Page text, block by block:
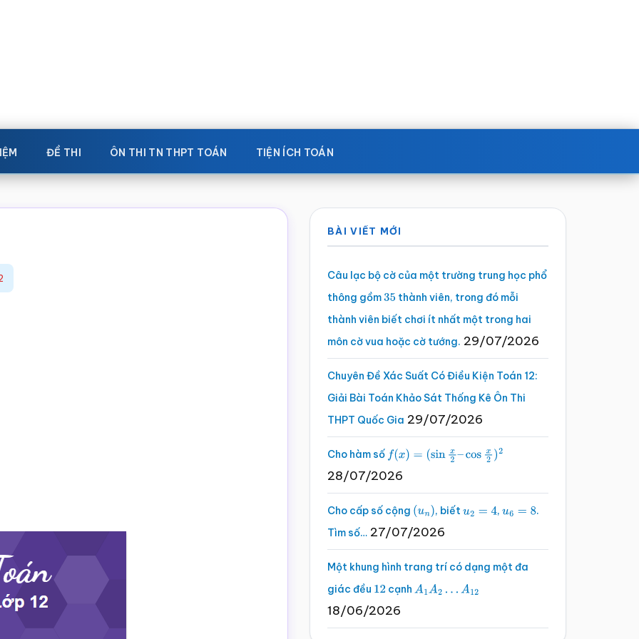
ĐỀ THI ÔN THI TN THPT TOÁN TIỆN ÍCH TOÁN
Sidebar
chính
BÀI VIẾT MỚI
Câu lạc bộ cờ của một trường trung học phổ
thông gồm35 thành viên, trong đó mỗi
thành viên biết chơi ít nhất một trong hai
môn cờ vua hoặc cờ tướng. 29/07/2026
Chuyên Đề Xác Suất Có Điều Kiện Toán 12:
Giải Bài Toán Khảo Sát Thống Kê Ôn Thi
THPT Quốc Gia 29/07/2026
Cho hàm số f(x)=(sinx2 –cosx2 )2
28/07/2026
Cho cấp số cộng (un), biếtu2 =4 , u6 =8
.
Tìm số… 27/07/2026
Một khung hình trang trí có dạng một đa
giác đều 12 cạnh A1A2…A 12
18/06/2026